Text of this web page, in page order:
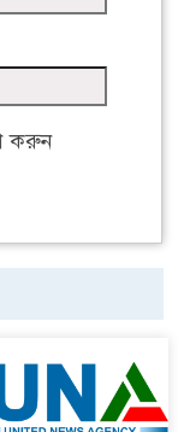
করুন